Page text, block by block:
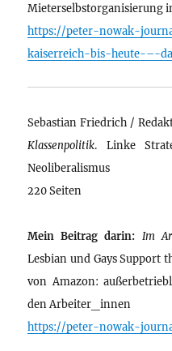
Mieterselbstorganisierung
https://peter-nowak-
kaiserreich-bis-heute-–-
Sebastian Friedrich /
Klassenpolitik. Linke
Neoliberalismus
220 Seiten
Mein Beitrag darin: Im
Lesbian und Gays Support
von Amazon:
den Arbeiter_innen
https://peter-nowak-